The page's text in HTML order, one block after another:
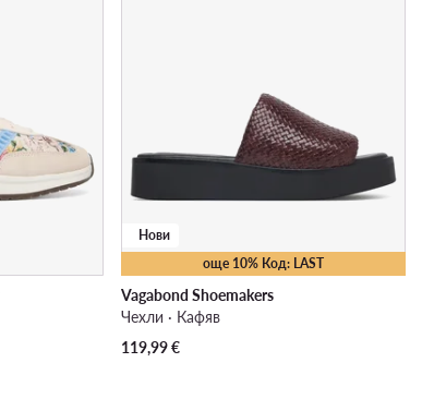
още 10% Код: LAST
Нови
Vagabond Shoemakers
Чехли · Кафяв
119,99€